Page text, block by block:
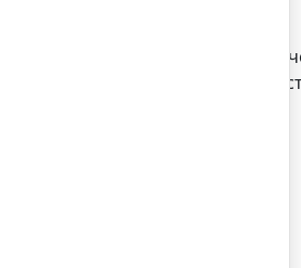
денег на брокерский
завершения процесса
день.